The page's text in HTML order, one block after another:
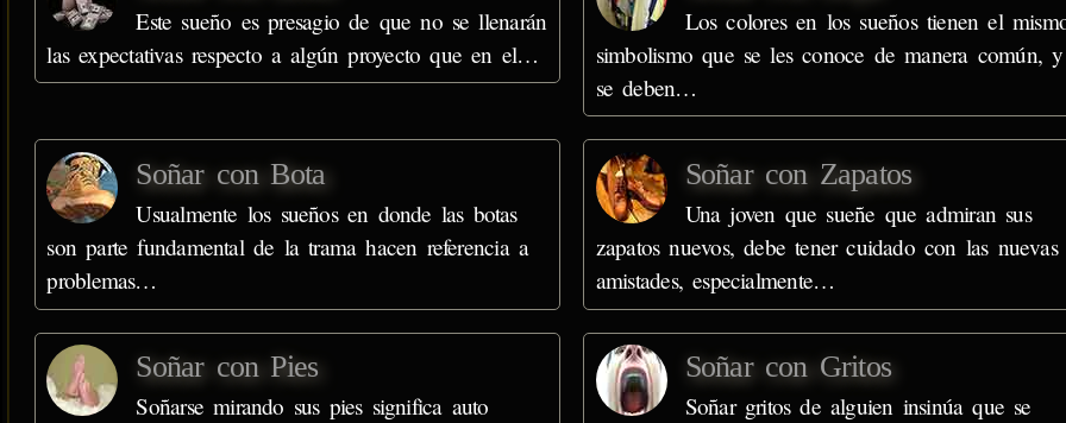
Este sueño es presagio de que no se llenarán
las expectativas respecto a algún proyecto que en el…
Los colores en los sueños tienen el
simbolismo que se les conoce de manera común,
se deben…
Soñar con Bota
Usualmente los sueños en donde las botas
son parte fundamental de la trama hacen referencia a
problemas…
Soñar con Zapatos
Una joven que sueñe que admiran sus
zapatos nuevos, debe tener cuidado con las nuevas
amistades, especialmente…
Soñar con Pies
Soñarse mirando sus pies significa auto
Soñar con Gritos
Soñar gritos de alguien insinúa que se